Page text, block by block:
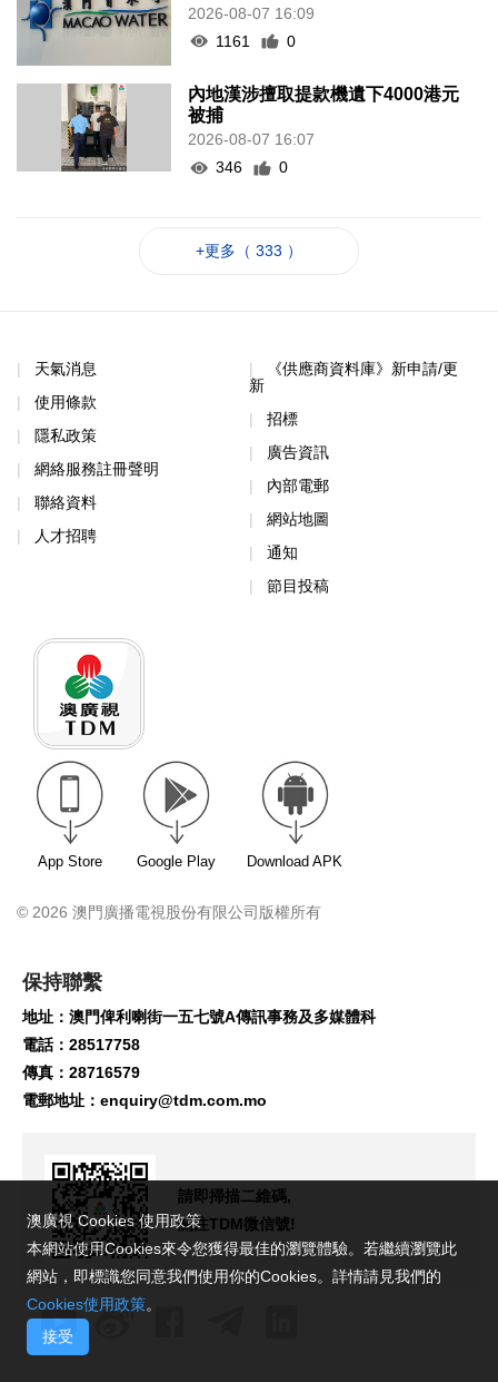
2026-08-07 16:09
1161
0
內地漢涉擅取提款機遺下4000港元
被捕
2026-08-07 16:07
346
0
+更多（ 333 ）
天氣消息
使用條款
隱私政策
網絡服務註冊聲明
聯絡資料
人才招聘
《供應商資料庫》新申請/更
新
招標
廣告資訊
內部電郵
網站地圖
通知
節目投稿
App Store Google Play Download APK
© 2026 澳門廣播電視股份有限公司版權所有
保持聯繫
地址：澳門俾利喇街一五七號A傳訊事務及多媒體科
電話：28517758
傳真：28716579
電郵地址： enquiry@tdm.com.mo
請即掃描二維碼,
關注TDM微信號!
澳廣視 Cookies 使用政策
本網站使用Cookies來令您獲得最佳的瀏覽體驗。若繼續瀏覽此
網站，即標識您同意我們使用你的Cookies。詳情請見我們的
Cookies使用政策。
接受